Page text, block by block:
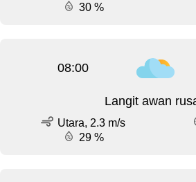
30 %
08:00
Langit awan
Utara, 2.3 m/s
29 %